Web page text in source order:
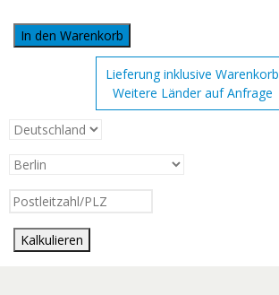
In den Warenkorb
Lieferung inklusive Warenkorb
Weitere Länder auf Anfrage
Kalkulieren